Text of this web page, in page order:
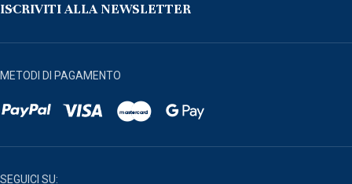
ISCRIVITI ALLA NEWSLETTER
METODI DI PAGAMENTO
SEGUICI SU: